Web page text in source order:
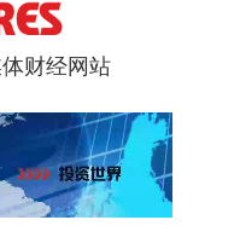
财经网站